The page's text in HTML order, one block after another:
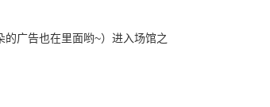
广告也在里面哟~）进入场馆之